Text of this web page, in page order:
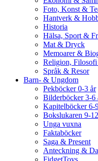
Foto, Konst &
Hantverk &
Historia
Hälsa, Sport &
Mat & Dryck
Memoarer &
Religion, Filosofi
Språk & Resor
Barn- & Ungdom
Pekböcker 0-3 år
Bilderböcker 3-6
Kapitelböcker 6-
Bokslukaren 9-
Unga vuxna
Faktaböcker
Saga & Present
Anteckning &
FidgetToys